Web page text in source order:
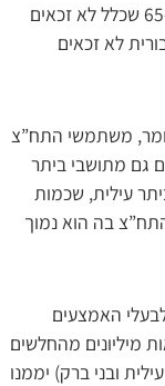
תואם את התפלגות המשתמשים בתחבורה הציבורית, כש-55% מהנוסעים הם מבוגרים בגילאי 65-30 שכלל לא זכאים
הציבורית לא זכאים
משתמשי התח”צ
גם מתושבי ביתר
עילית, שכמות
התח”צ בה הוא נמוך
האמצעים
מיליונים מהחלשים
ובני ברק) יממנו